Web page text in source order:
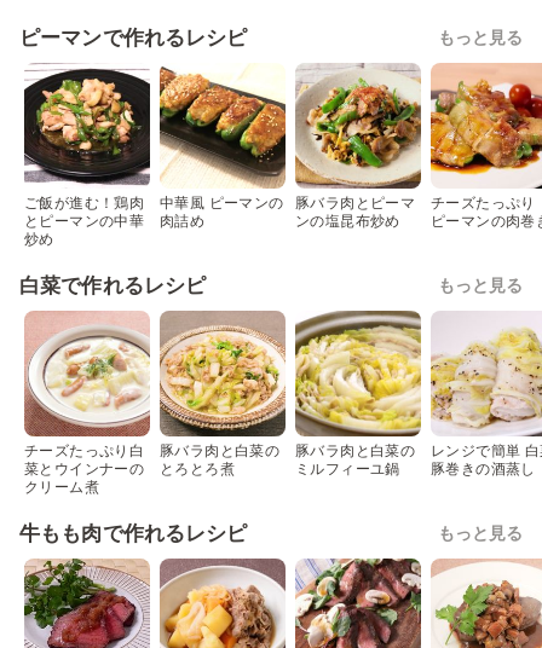
ピーマンで作れるレシピ もっと見る
ご飯が進む！鶏肉
とピーマンの中華
炒め
中華風 ピーマンの
肉詰め
豚バラ肉とピーマ
ンの塩昆布炒め
チーズたっぷり
ピーマンの肉巻
白菜で作れるレシピ もっと見る
チーズたっぷり白
菜とウインナーの
クリーム煮
豚バラ肉と白菜の
とろとろ煮
豚バラ肉と白菜の
ミルフィーユ鍋
レンジで簡単
豚巻きの酒蒸し
牛もも肉で作れるレシピ もっと見る